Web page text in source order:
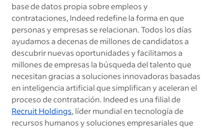
base de datos propia sobre empleos y
contrataciones, Indeed redefine la forma en que
personas y empresas se relacionan. Todos los días
ayudamos a decenas de millones de candidatos a
descubrir nuevas oportunidades y facilitamos a
millones de empresas la búsqueda del talento que
necesitan gracias a soluciones innovadoras basadas
en inteligencia artificial que simplifican y aceleran el
proceso de contratación. Indeed es una filial de
Recruit Holdings, líder mundial en tecnología de
recursos humanos y soluciones empresariales que